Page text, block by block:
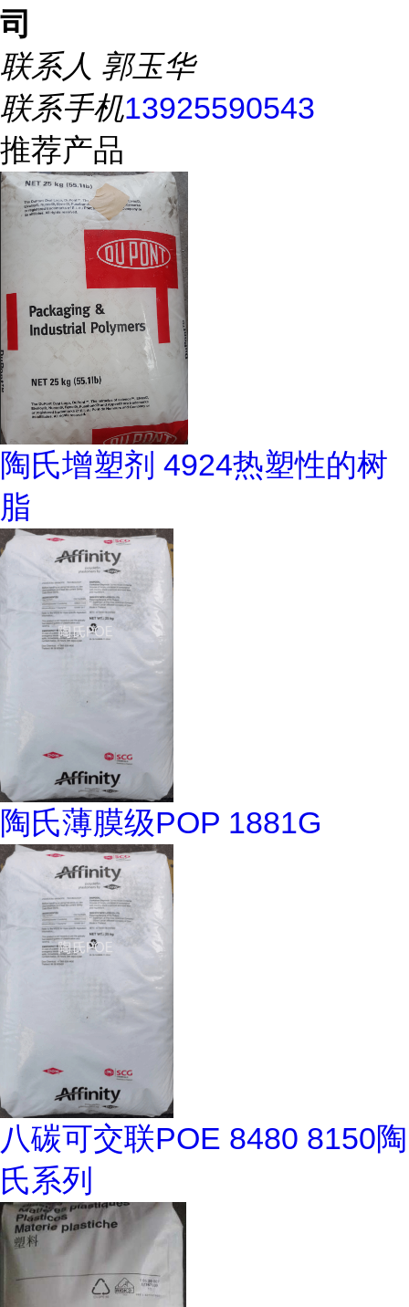
司
联系人 郭玉华
联系手机13925590543
推荐产品
陶氏增塑剂 4924热塑性的树
脂
陶氏薄膜级POP 1881G
八碳可交联POE 8480 8150陶
氏系列